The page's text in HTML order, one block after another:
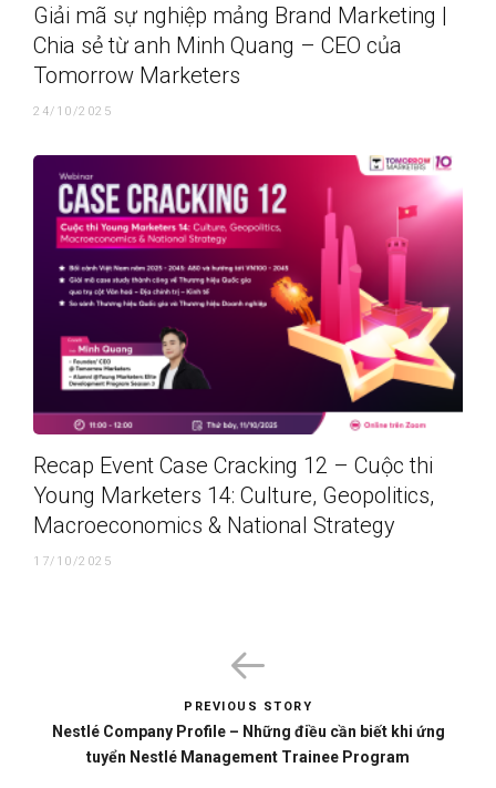
Giải mã sự nghiệp mảng Brand Marketing |
Chia sẻ từ anh Minh Quang – CEO của
Tomorrow Marketers
24/10/2025
Recap Event Case Cracking 12 – Cuộc thi
Young Marketers 14: Culture, Geopolitics,
Macroeconomics & National Strategy
17/10/2025
PREVIOUS STORY
Nestlé Company Profile – Những điều cần biết khi ứng
tuyển Nestlé Management Trainee Program